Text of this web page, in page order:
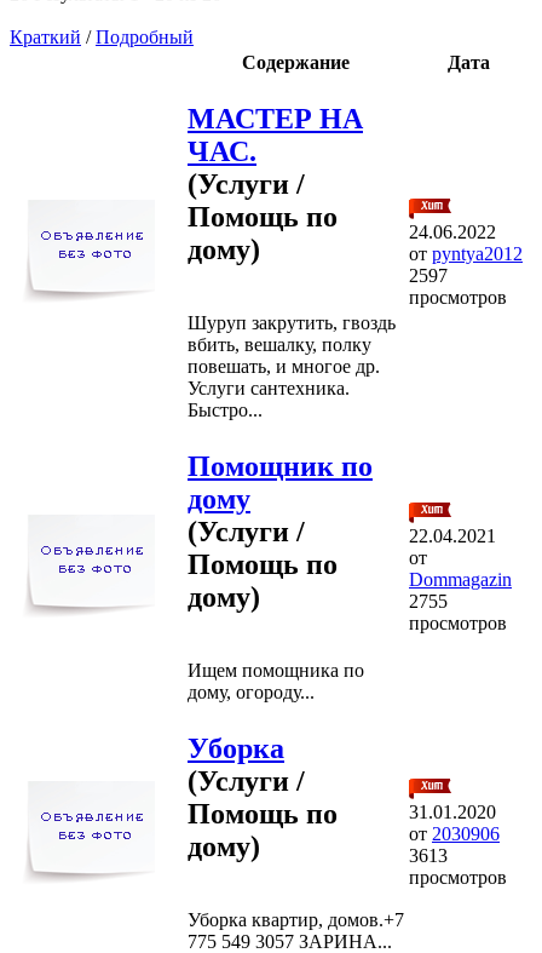
Краткий /Подробный
Содержание
Дата
МАСТЕР НА
ЧАС.
(Услуги /
Помощь по
дому)
Шуруп закрутить, гвоздь
вбить, вешалку, полку
повешать, и многое др.
Услуги сантехника.
Быстро...
24.06.2022
от pyntya2012
2597
просмотров
Помощник по
дому
(Услуги /
Помощь по
дому)
Ищем помощника по
дому, огороду...
22.04.2021
от
Dommagazin
2755
просмотров
Уборка
(Услуги /
Помощь по
дому)
Уборка квартир, домов.+7
775 549 3057 ЗАРИНА...
31.01.2020
от 2030906
3613
просмотров